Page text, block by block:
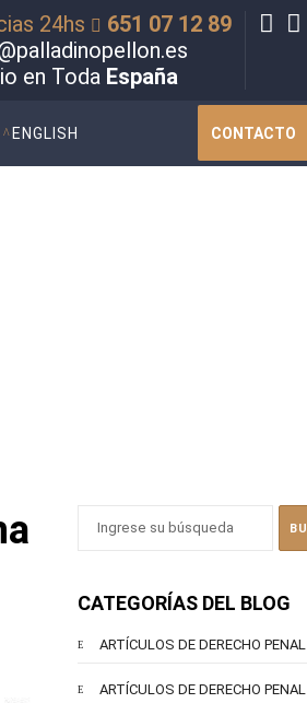
24hs
651 07 12 89
en Toda España
ENGLISH CONTACTO
CATEGORÍAS DEL BLOG
ARTÍCULOS DE DERECHO PENAL
ARTÍCULOS DE DERECHO PENAL